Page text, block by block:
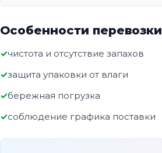
Особенности перевозки
чистота и отсутствие запахов
защита упаковки от влаги
бережная погрузка
соблюдение графика поставки